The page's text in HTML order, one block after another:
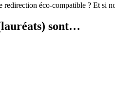
redirection éco-compatible ? Et si
sont…